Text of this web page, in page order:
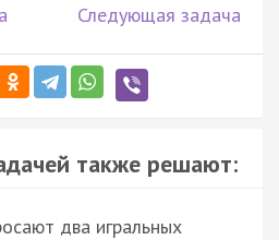
Следующая задача
также решают:
два игральных